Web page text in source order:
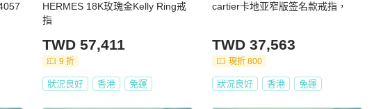
HERMES 18K玫瑰金Kelly Ring戒
指
TWD 57,411
9 折
狀況良好 香港 免運
cartier卡地亚窄版签名款戒指，
TWD 37,563
現折 800
狀況良好 香港 免運